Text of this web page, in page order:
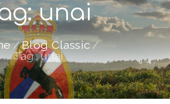
unai
Blog Classic
Tag: unai